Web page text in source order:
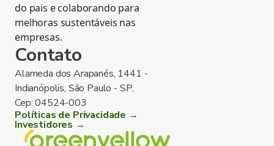
do pais e colaborando para
melhoras sustentáveis nas
empresas.
Contato
Alameda dos Arapanés, 1441 -
Indianópolis, São Paulo - SP,
Cep: 04524-003
Políticas de Privacidade →
Investidores →